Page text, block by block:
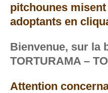
pitchounes
adoptants en
Bienvenue, sur la
TORTURAMA –
Attention